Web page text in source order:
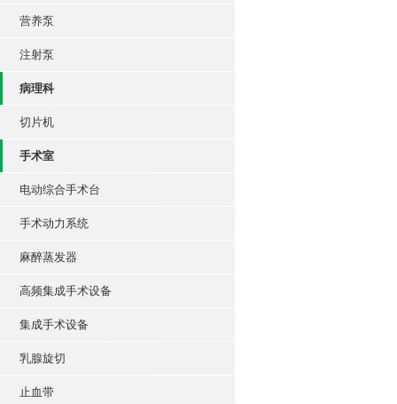
营养泵
注射泵
病理科
切片机
手术室
电动综合手术台
手术动力系统
麻醉蒸发器
高频集成手术设备
集成手术设备
乳腺旋切
止血带